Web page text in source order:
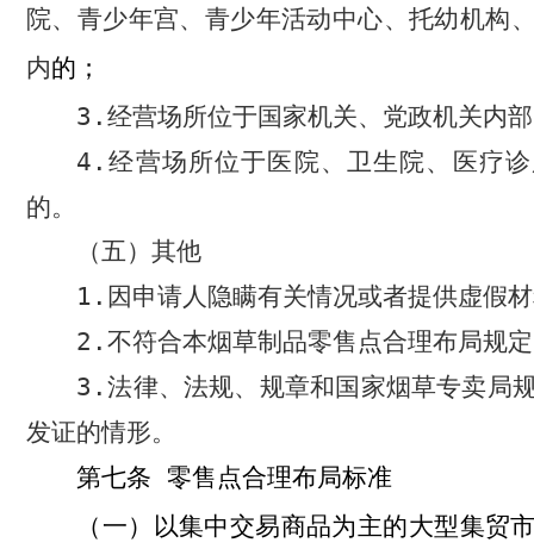
院、青少年宫、青少年活动中心、托幼机构
内的 ；
3.经营场所位于国家机关、党政机关内
4. 经营场所位于医院、卫生院、医疗
的。
（五）其他
1. 因申请人隐瞒有关情况或者提供虚假
2.不符合本烟草制品零售点合理布局规
3.法律、法规、规章和国家烟草专卖局
发证的情形。
第七条 零售点合理布局标准
（一）
以集中交易商品为主的大型集贸